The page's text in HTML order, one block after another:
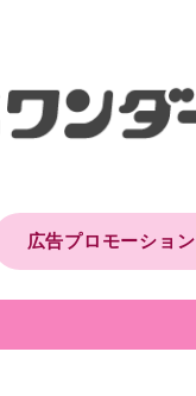
広告プロモーション